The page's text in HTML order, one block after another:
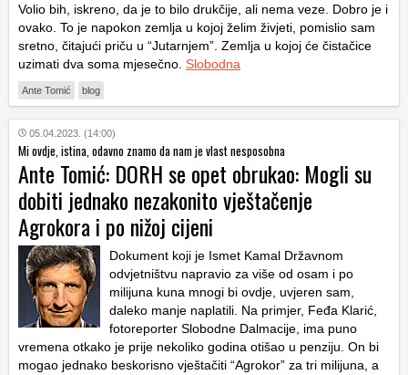
Volio bih, iskreno, da je to bilo drukčije, ali nema veze. Dobro je i
ovako. To je napokon zemlja u kojoj želim živjeti, pomislio sam
sretno, čitajući priču u “Jutarnjem”. Zemlja u kojoj će čistačice
uzimati dva soma mjesečno. Slobodna
Ante Tomić blog
05.04.2023. (14:00)
Mi ovdje, istina, odavno znamo da nam je vlast nesposobna
Ante Tomić: DORH se opet obrukao: Mogli su
dobiti jednako nezakonito vještačenje
Agrokora i po nižoj cijeni
Dokument koji je Ismet Kamal Državnom
odvjetništvu napravio za više od osam i po
milijuna kuna mnogi bi ovdje, uvjeren sam,
daleko manje naplatili. Na primjer, Feđa Klarić,
fotoreporter Slobodne Dalmacije, ima puno
vremena otkako je prije nekoliko godina otišao u penziju. On bi
mogao jednako beskorisno vještačiti “Agrokor” za tri milijuna, a